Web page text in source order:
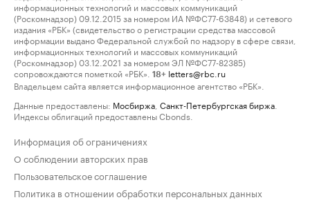
информационных технологий и массовых коммуникаций
(Роскомнадзор) 09.12.2015 за номером ИА №ФС77-63848) и сетевого
издания «РБК» (свидетельство о регистрации средства массовой
информации выдано Федеральной службой по надзору в сфере связи,
информационных технологий и массовых коммуникаций
(Роскомнадзор) 03.12.2021 за номером ЭЛ №ФС77-82385)
сопровождаются пометкой «РБК».
18+ letters@rbc.ru
Владельцем сайта является информационное агентство «РБК».
Данные предоставлены: Мосбиржа Санкт-Петербургская биржа
Индексы облигаций предоставлены Cbonds.
Информация об ограничениях
О соблюдении авторских прав
Пользовательское соглашение
Политика в отношении обработки персональных данных